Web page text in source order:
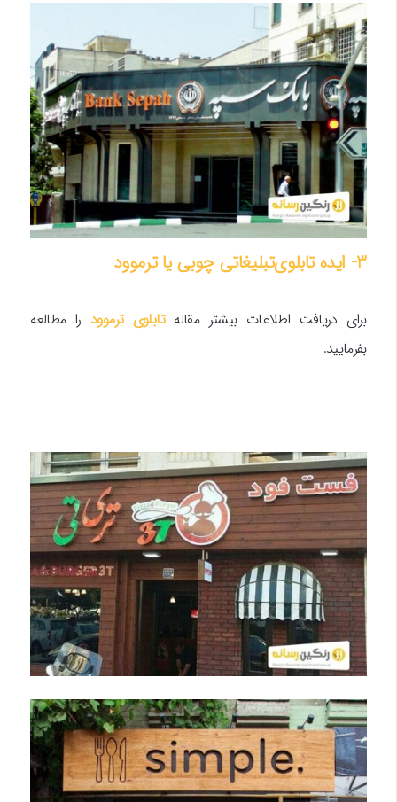
3- ایده تابلوی‌تبلیغاتی چوبی یا ترموود
برای دریافت اطلاعات بیشتر مقالهتابلوی ترموود را مطالعه
بفرمایید.